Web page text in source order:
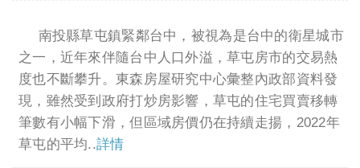
南投縣草屯鎮緊鄰台中，被視為是台中的衛星城市
之一，近年來伴隨台中人口外溢，草屯房市的交易熱
度也不斷攀升。東森房屋研究中心彙整內政部資料發
現，雖然受到政府打炒房影響，草屯的住宅買賣移轉
筆數有小幅下滑，但區域房價仍在持續走揚，2022年
草屯的平均..詳情